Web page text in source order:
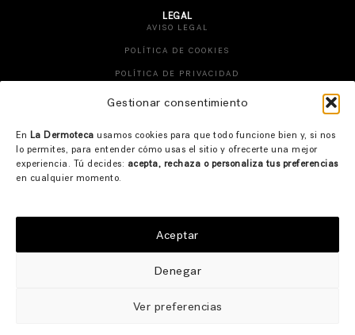
Gestionar consentimiento
En La Dermoteca usamos cookies para que todo funcione bien y, si nos
lo permites, para entender cómo usas el sitio y ofrecerte una mejor
experiencia. Tú decides: acepta, rechaza o personaliza tus preferencias
en cualquier momento.
Aceptar
Denegar
Ver preferencias
LEGAL
AVISO LEGAL
POLÍTICA DE COOKIES
POLÍTICA DE PRIVACIDAD
DESISTIMIENTO DE PEDIDO
TIK TOK
© 2026 LA DERMOTECA. WEBSITE DESIGN BY